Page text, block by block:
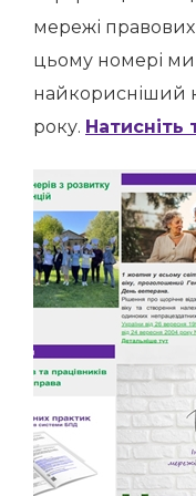
мережі правових
цьому номері ми
найкорисніший
року. Натисніть